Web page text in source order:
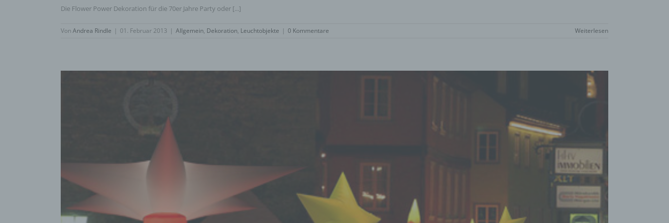
Die Flower Power Dekoration für die 70er Jahre Party oder [...]
Von Andrea Rindle | 01. Februar 2013 | Allgemein, Dekoration, Leuchtobjekte | 0 Kommentare Weiterlesen
Informationen nicht mehr einer spezifischen betroffenen Person zugeordnet werden
seiner Benennung nach dem Unionsrecht oder dem Recht der Mitgliedstaaten
h) Auftragsverarbeiter
Auftragsverarbeiter ist eine natürliche oder juristische Person, Behörde, Einrichtung
oder andere Stelle, die personenbezogene Daten im Auftrag des Verantwortlichen